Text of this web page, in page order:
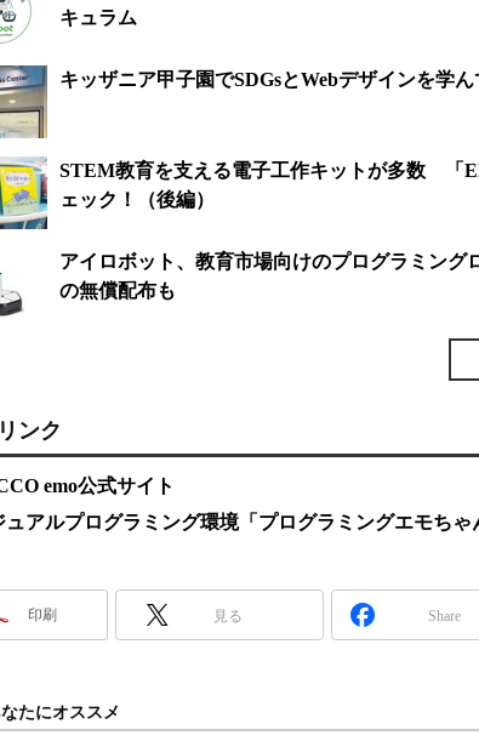
キュラム
キッザニア甲子園でSDGsとWebデザインを学ん
STEM教育を支える電子工作キットが多数 「
ェック！（後編）
アイロボット、教育市場向けのプログラミン
の無償配布も
ンク
emo公式サイト
ュアルプログラミング環境「プログラミングエモちゃ
印刷 見る Share
たにオススメ